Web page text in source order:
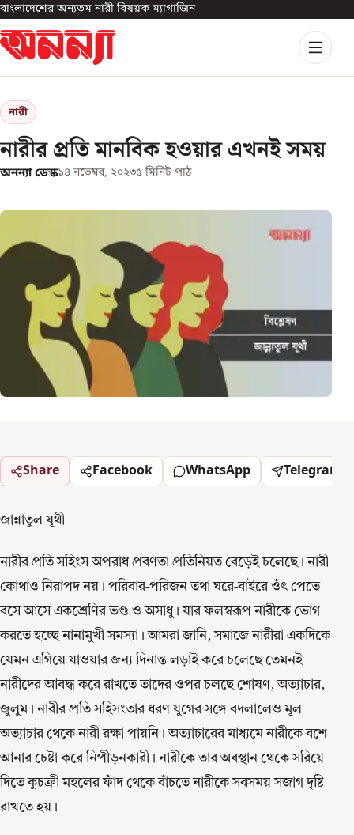
বাংলাদেশের অন্যতম নারী বিষয়ক ম্যাগাজিন
নারী
নারীর প্রতি মানবিক হওয়ার এখনই সময়
অনন্যা ডেস্ক১৪ নভেম্বর, ২০২৩৫ মিনিট পাঠ
Share Facebook WhatsApp Telegram
জান্নাতুল যূথী
নারীর প্রতি সহিংস অপরাধ প্রবণতা প্রতিনিয়ত বেড়েই চলেছে। নারী
কোথাও নিরাপদ নয়। পরিবার-পরিজন তথা ঘরে-বাইরে ওঁৎ পেতে
বসে আসে একশ্রেণির ভণ্ড ও অসাধু। যার ফলস্বরূপ নারীকে ভোগ
করতে হচ্ছে নানামুখী সমস্যা। আমরা জানি, সমাজে নারীরা একদিকে
যেমন এগিয়ে যাওয়ার জন্য দিনান্ত লড়াই করে চলেছে তেমনই
নারীদের আবদ্ধ করে রাখতে তাদের ওপর চলছে শোষণ, অত্যাচার,
জুলুম। নারীর প্রতি সহিসংতার ধরণ যুগের সঙ্গে বদলালেও মূল
অত্যাচার থেকে নারী রক্ষা পায়নি। অত্যাচারের মাধ্যমে নারীকে বশে
আনার চেষ্টা করে নিপীড়নকারী। নারীকে তার অবস্থান থেকে সরিয়ে
দিতে কুচক্রী মহলের ফাঁদ থেকে বাঁচতে নারীকে সবসময় সজাগ দৃষ্টি
রাখতে হয়।